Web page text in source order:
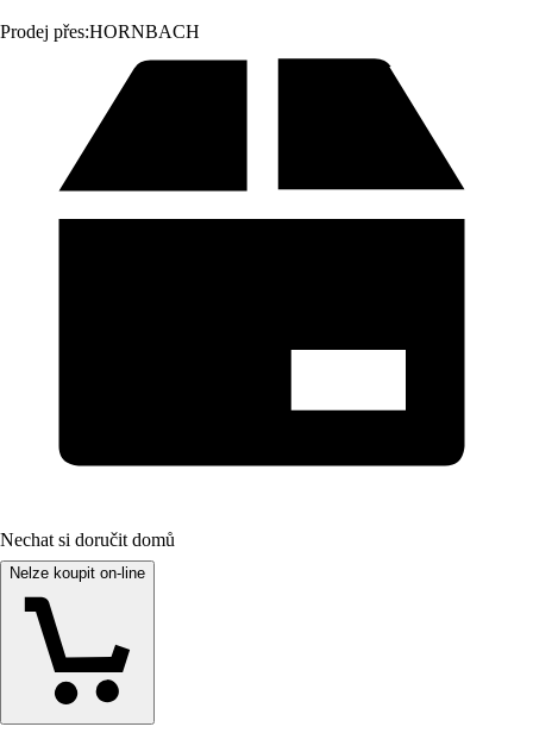
Prodej přes:HORNBACH
Nechat si doručit domů
Nelze koupit on-line